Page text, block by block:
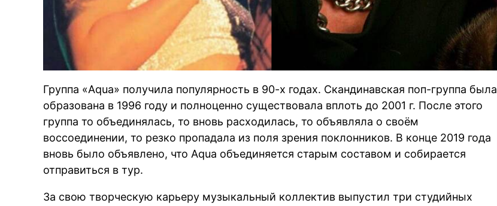
Группа «Aqua» получила популярность в 90-х годах. Скандинавская поп-группа была
образована в 1996 году и полноценно существовала вплоть до 2001 г. После этого
группа то объединялась, то вновь расходилась, то объявляла о своём
воссоединении, то резко пропадала из поля зрения поклонников. В конце 2019 года
вновь было объявлено, что Aqua объединяется старым составом и собирается
отправиться в тур.
За свою творческую карьеру музыкальный коллектив выпустил три студийных